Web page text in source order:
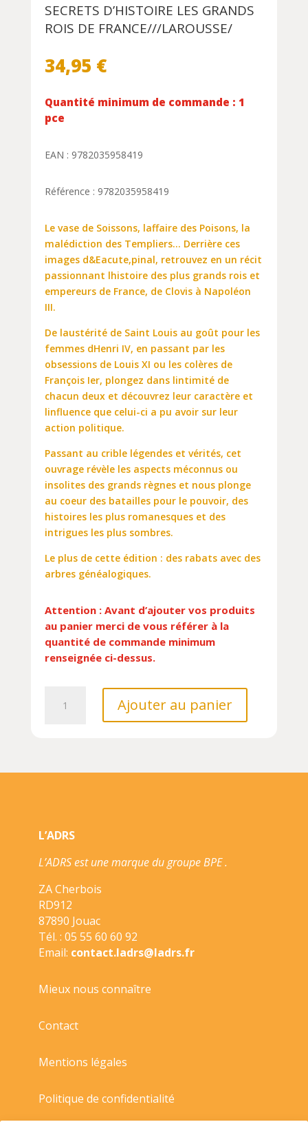
SECRETS D’HISTOIRE LES GRANDS
ROIS DE FRANCE///LAROUSSE/
34,95 €
Quantité minimum de commande : 1
pce
EAN : 9782035958419
Référence : 9782035958419
Le vase de Soissons, laffaire des Poisons, la
malédiction des Templiers… Derrière ces
images d&Eacute,pinal, retrouvez en un récit
passionnant lhistoire des plus grands rois et
empereurs de France, de Clovis à Napoléon
III.
De laustérité de Saint Louis au goût pour les
femmes dHenri IV, en passant par les
obsessions de Louis XI ou les colères de
François Ier, plongez dans lintimité de
chacun deux et découvrez leur caractère et
linfluence que celui-ci a pu avoir sur leur
action politique.
Passant au crible légendes et vérités, cet
ouvrage révèle les aspects méconnus ou
insolites des grands règnes et nous plonge
au coeur des batailles pour le pouvoir, des
histoires les plus romanesques et des
intrigues les plus sombres.
Le plus de cette édition : des rabats avec des
arbres généalogiques.
Attention : Avant d’ajouter vos produits
au panier merci de vous référer à la
quantité de commande minimum
renseignée ci-dessus.
GRANDS
Ajouter au panier
L’ADRS
L’ADRS est une marque du groupe BPE .
ZA Cherbois
RD912
87890 Jouac
Tél. : 05 55 60 60 92
Email: contact.ladrs@ladrs.fr
Mieux nous connaître
Contact
Mentions légales
Politique de confidentialité